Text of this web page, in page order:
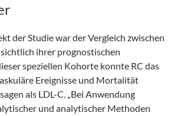
der Studie war der Vergleich zwischen
ihrer prognostischen
speziellen Kohorte konnte RC das
Ereignisse und Mortalität
als LDL-C. „Bei Anwendung
und analytischer Methoden